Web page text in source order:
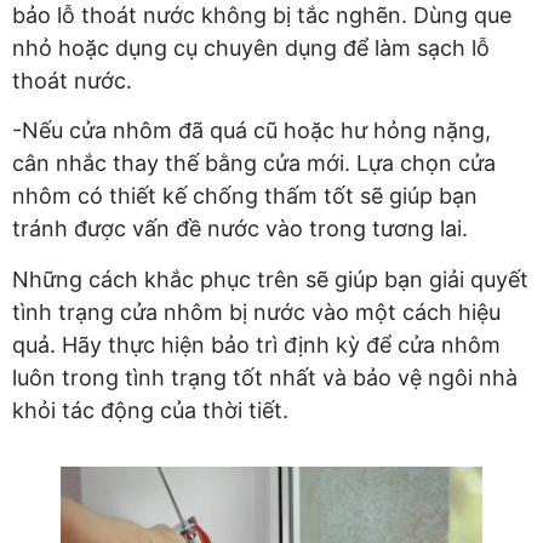
bảo lỗ thoát nước không bị tắc nghẽn. Dùng que
nhỏ hoặc dụng cụ chuyên dụng để làm sạch lỗ
thoát nước.
-Nếu cửa nhôm đã quá cũ hoặc hư hỏng nặng,
cân nhắc thay thế bằng cửa mới. Lựa chọn cửa
nhôm có thiết kế chống thấm tốt sẽ giúp bạn
tránh được vấn đề nước vào trong tương lai.
Những cách khắc phục trên sẽ giúp bạn giải quyết
tình trạng cửa nhôm bị nước vào một cách hiệu
quả. Hãy thực hiện bảo trì định kỳ để cửa nhôm
luôn trong tình trạng tốt nhất và bảo vệ ngôi nhà
khỏi tác động của thời tiết.